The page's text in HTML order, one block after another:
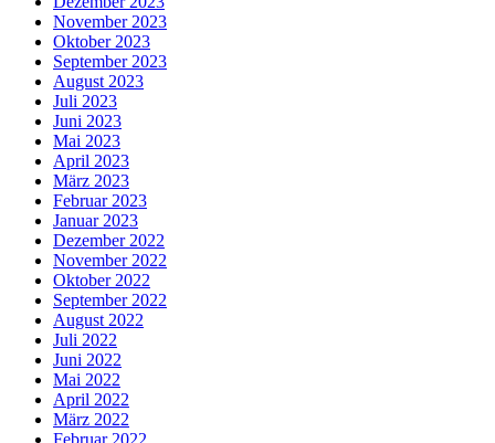
November 2023
Oktober 2023
September 2023
August 2023
Juli 2023
Juni 2023
Mai 2023
April 2023
März 2023
Februar 2023
Januar 2023
Dezember 2022
November 2022
Oktober 2022
September 2022
August 2022
Juli 2022
Juni 2022
Mai 2022
April 2022
März 2022